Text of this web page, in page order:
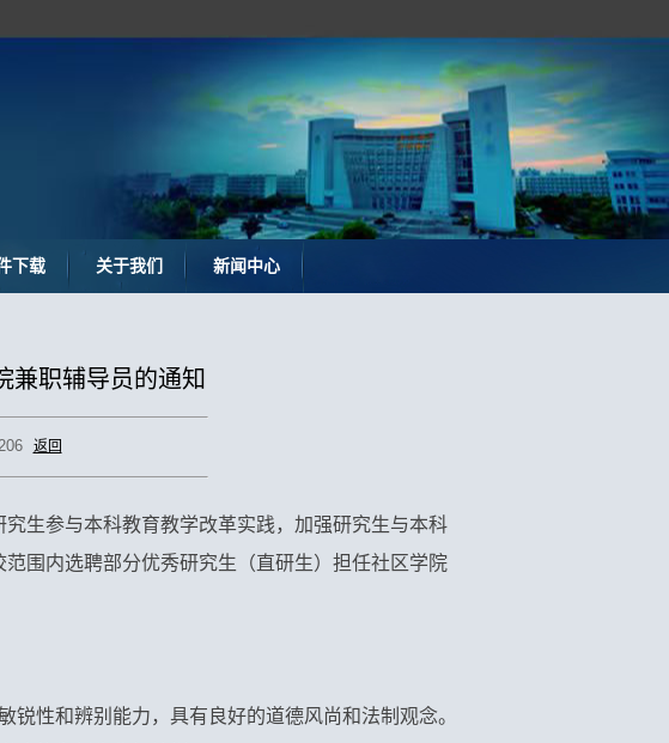
下载 关于我们 新闻中心
兼职辅导员的通知
返回
生参与本科教育教学改革实践，加强研究生与本科
围内选聘部分优秀研究生（直研生）担任社区学院
性和辨别能力，具有良好的道德风尚和法制观念。